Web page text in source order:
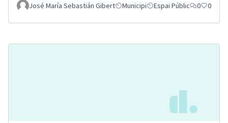
José María Sebastián Gibert Municipi Espai Públic 0 0